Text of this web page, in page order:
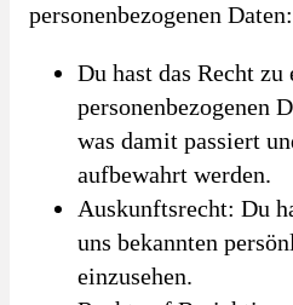
personenbezogenen Daten:
Du hast das Recht
personenbezogenen
was damit passiert
aufbewahrt werden.
Auskunftsrecht: Du
uns bekannten
einzusehen.